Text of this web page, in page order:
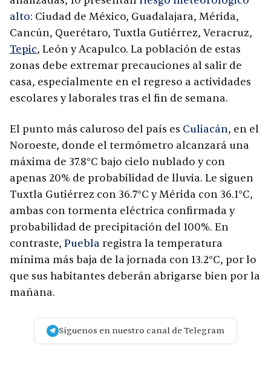
alto: Ciudad de México, Guadalajara, Mérida,
Cancún, Querétaro, Tuxtla Gutiérrez, Veracruz,
Tepic, León y Acapulco. La población de estas
zonas debe extremar precauciones al salir de
casa, especialmente en el regreso a actividades
escolares y laborales tras el fin de semana.
El punto más caluroso del país es Culiacán, en el
Noroeste, donde el termómetro alcanzará una
máxima de 37.8°C bajo cielo nublado y con
apenas 20% de probabilidad de lluvia. Le siguen
Tuxtla Gutiérrez con 36.7°C y Mérida con 36.1°C,
ambas con tormenta eléctrica confirmada y
probabilidad de precipitación del 100%. En
contraste, Puebla registra la temperatura
mínima más baja de la jornada con 13.2°C, por lo
que sus habitantes deberán abrigarse bien por la
mañana.
Síguenos en nuestro canal de Telegram